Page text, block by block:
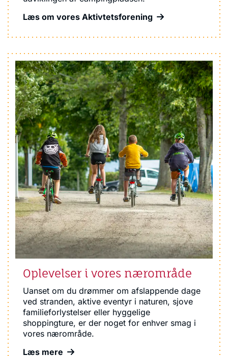
Læs om vores Aktivtetsforening
Oplevelser i vores nærområde
Uanset om du drømmer om afslappende dage
ved stranden, aktive eventyr i naturen, sjove
familieforlystelser eller hyggelige
shoppingture, er der noget for enhver smag i
vores nærområde.
Læs mere